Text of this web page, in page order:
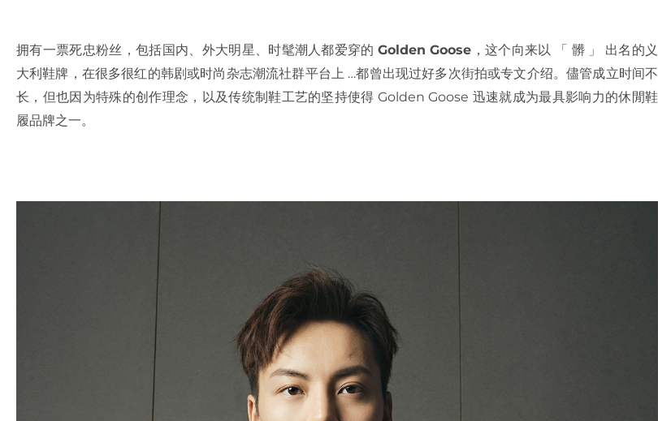
拥有一票死忠粉丝，包括国内、外大明星、时髦潮人都爱穿的Golden Goose ，这个向来以 「 髒 」 出名的义
大利鞋牌，在很多很红的韩剧或时尚杂志潮流社群平台上 …都曾出现过好多次街拍或专文介绍。儘管成立时间不
长，但也因为特殊的创作理念，以及传统制鞋工艺的坚持使得 Golden Goose 迅速就成为最具影响力的休閒鞋
履品牌之一。